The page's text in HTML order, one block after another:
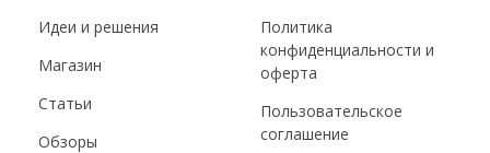
Идеи и решения
Магазин
Статьи
Обзоры
Политика
конфиденциальности и
оферта
Пользовательское
соглашение